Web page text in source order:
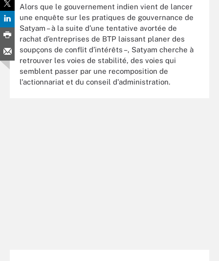
Alors que le gouvernement indien vient de lancer
une enquête sur les pratiques de gouvernance de
Satyam – à la suite d’une tentative avortée de
rachat d’entreprises de BTP laissant planer des
soupçons de conflit d’intérêts –, Satyam cherche à
retrouver les voies de stabilité, des voies qui
semblent passer par une recomposition de
l'actionnariat et du conseil d'administration.